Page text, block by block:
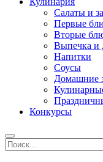
Салаты и
Первые
Вторые
Выпечка и
Напитки
Соусы
Домашние
Конкурсы
Найти: